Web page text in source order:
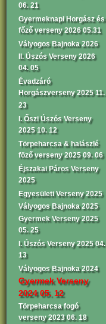
06. 21
Gyermeknapi Horgász és
főző verseny 2026 05.31
Vályogos Bajnoka 2026
II. Úszós Verseny 2026
04. 05
Évadzáró
Horgászverseny 2025 11.
23
I. Őszi Úszós Verseny
2025 10. 12
Törpeharcsa & halászlé
föző verseny 2025 09. 06
Éjszakai Páros Verseny
2025
Egyesületi Verseny 2025
Vályogos Bajnoka 2025
Gyermek Verseny 2025
05. 25
I. Úszós Verseny 2025 04.
13
Vályogos Bajnoka 2024
Gyermek Verseny
2024 05. 12
Törpeharcsa fogó
verseny 2023 06. 18